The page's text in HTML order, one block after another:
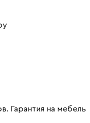
Гарантия на мебель